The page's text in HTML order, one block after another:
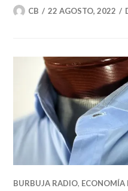
CB 22 AGOSTO, 2022
BURBUJA RADIO, ECONOMÍA